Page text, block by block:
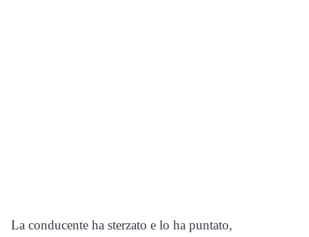
La conducente ha sterzato e lo ha puntato,